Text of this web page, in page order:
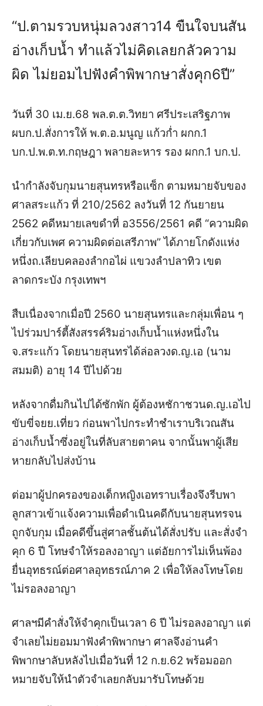
“ป.ตามรวบหนุ่มลวงสาว14 ขืนใจบนสัน
อ่างเก็บน้ำ ทำแล้วไม่คิดเลยกลัวความ
ผิด ไม่ยอมไปฟังคำพิพากษาสั่งคุก6ปี”
วันที่ 30 เม.ย.68 พล.ต.ต.วิทยา ศรีประเสริฐภาพ
ผบก.ป.สั่งการให้ พ.ต.อ.มนูญ แก้วก่ำ ผกก.1
บก.ป.พ.ต.ท.กฤษฎา พลายละหาร รอง ผกก.1 บก.ป.
นำกำลังจับกุมนายสุนทรหรือแซ็ก ตามหมายจับของ
ศาลสระแก้ว ที่ 210/2562 ลงวันที่ 12 กันยายน
2562 คดีหมายเลขดำที่ อ3556/2561 คดี “ความผิด
เกี่ยวกับเพศ ความผิดต่อเสรีภาพ” ได้ภายโกดังแห่ง
หนึ่งถ.เลียบคลองลำกอไผ่ แขวงลำปลาทิว เขต
ลาดกระบัง กรุงเทพฯ
สืบเนื่องจากเมื่อปี 2560 นายสุนทรและกลุ่มเพื่อน ๆ
ไปร่วมปาร์ตี้สังสรรค์ริมอ่างเก็บน้ำแห่งหนึ่งใน
จ.สระแก้ว โดยนายสุนทรได้ล่อลวงด.ญ.เอ (นาม
สมมติ) อายุ 14 ปีไปด้วย
หลังจากดื่มกินไปได้ซักพัก ผู้ต้องหชักาชวนด.ญ.เอไป
ขับขี่จยย.เที่ยว ก่อนพาไปกระทำชำเราบริเวณสัน
อ่างเก็บน้ำซึ่งอยู่ในที่ลับสายตาคน จากนั้นพาผู้เสีย
หายกลับไปส่งบ้าน
ต่อมาผู้ปกครองของเด็กหญิงเอทราบเรื่องจึงรีบพา
ลูกสาวเข้าแจ้งความเพื่อดำเนินคดีกับนายสุนทรจน
ถูกจับกุม เมื่อคดีขึ้นสู่ศาลชั้นต้นได้สั่งปรับ และสั่งจำ
คุก 6 ปี โทษจำให้รอลงอาญา แต่อัยการไม่เห็นพ้อง
ยื่นอุทธรณ์ต่อศาลอุทธรณ์ภาค 2 เพื่อให้ลงโทษโดย
ไม่รอลงอาญา
ศาลฯมีคำสั่งให้จำคุกเป็นเวลา 6 ปี ไม่รอลงอาญา แต่
จำเลยไม่ยอมมาฟังคำพิพากษา ศาลจึงอ่านคำ
พิพากษาลับหลังไปเมื่อวันที่ 12 ก.ย.62 พร้อมออก
หมายจับให้นำตัวจำเลยกลับมารับโทษด้วย